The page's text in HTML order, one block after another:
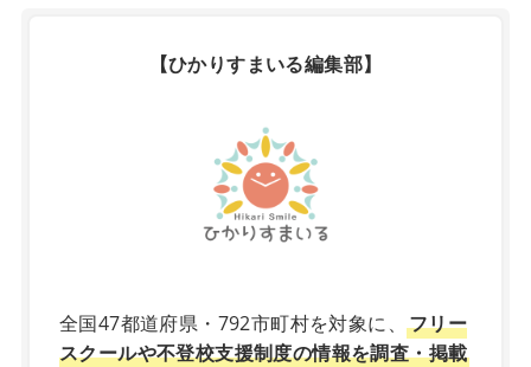
【ひかりすまいる編集部】
全国47都道府県・792市町村を対象に、 フリー
スクールや不登校支援制度の情報を調査・掲載